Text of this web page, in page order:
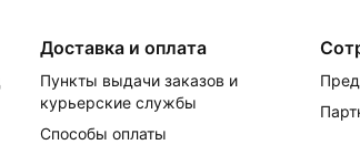
Доставка и оплата
Пункты выдачи заказов и
курьерские службы
Способы оплаты